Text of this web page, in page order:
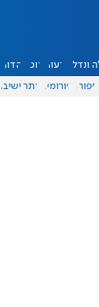
ונדל"ן דעות אוכל יהדות
ספורט פורומים אתר ישיבה